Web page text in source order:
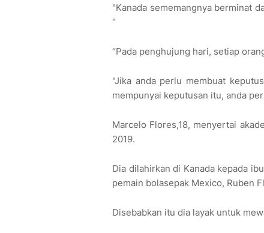
"Kanada sememangnya berminat
“
“Pada penghujung hari, setiap
"Jika anda perlu membuat
mempunyai keputusan itu, anda
Marcelo Flores,18, menyertai
2019.
Dia dilahirkan di Kanada kepada
pemain bolasepak Mexico, Ruben
Disebabkan itu dia layak untuk